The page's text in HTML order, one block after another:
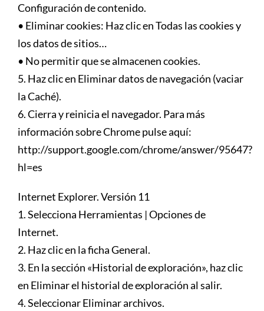
Configuración de contenido.
• Eliminar cookies: Haz clic en Todas las cookies y
los datos de sitios…
• No permitir que se almacenen cookies.
5. Haz clic en Eliminar datos de navegación (vaciar
la Caché).
6. Cierra y reinicia el navegador. Para más
información sobre Chrome pulse aquí:
http://support.google.com/chrome/answer/95647?
hl=es
Internet Explorer. Versión 11
1. Selecciona Herramientas | Opciones de
Internet.
2. Haz clic en la ficha General.
3. En la sección «Historial de exploración», haz clic
en Eliminar el historial de exploración al salir.
4. Seleccionar Eliminar archivos.